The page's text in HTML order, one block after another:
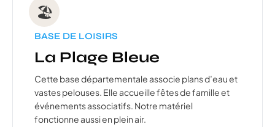
🏖️
BASE DE LOISIRS
La Plage Bleue
Cette base départementale associe plans d’eau et
vastes pelouses. Elle accueille fêtes de famille et
événements associatifs. Notre matériel
fonctionne aussi en plein air.